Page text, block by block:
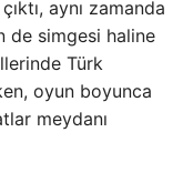
aynı zamanda
de simgesi haline
Türk
oyun boyunca
meydanı